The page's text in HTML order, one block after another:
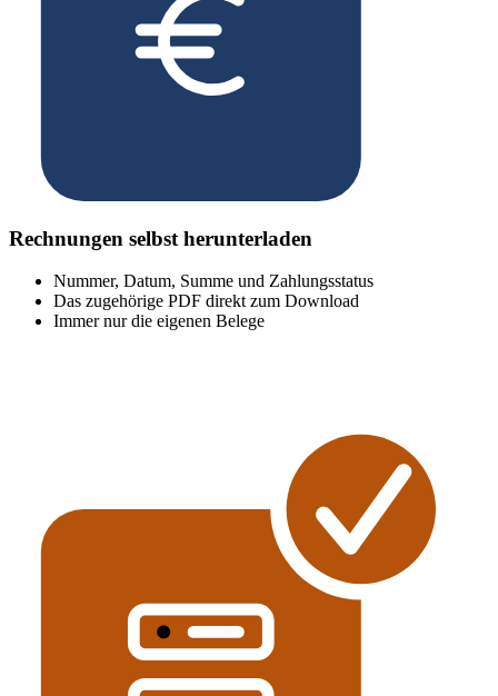
Rechnungen selbst herunterladen
Nummer, Datum, Summe und Zahlungsstatus
Das zugehörige PDF direkt zum Download
Immer nur die eigenen Belege